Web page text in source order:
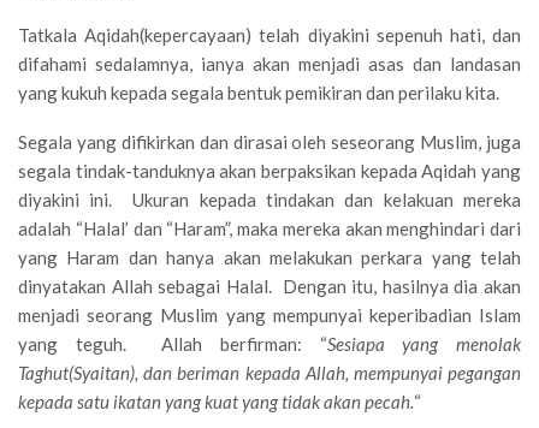
Tatkala Aqidah(kepercayaan) telah diyakini sepenuh hati, dan
difahami sedalamnya, ianya akan menjadi asas dan landasan
yang kukuh kepada segala bentuk pemikiran dan perilaku kita.
Segala yang difikirkan dan dirasai oleh seseorang Muslim, juga
segala tindak-tanduknya akan berpaksikan kepada Aqidah yang
diyakini ini. Ukuran kepada tindakan dan kelakuan mereka
adalah “Halal’ dan “Haram”, maka mereka akan menghindari dari
yang Haram dan hanya akan melakukan perkara yang telah
dinyatakan Allah sebagai Halal. Dengan itu, hasilnya dia akan
menjadi seorang Muslim yang mempunyai keperibadian Islam
yang teguh. Allah berfirman: “Sesiapa yang menolak
Taghut(Syaitan), dan beriman kepada Allah, mempunyai pegangan
kepada satu ikatan yang kuat yang tidak akan pecah.“